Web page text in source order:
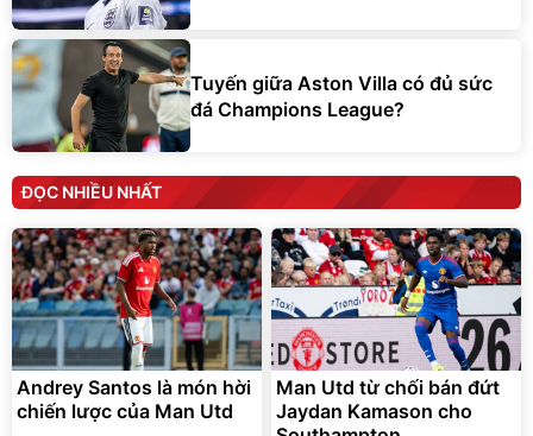
Tuyến giữa Aston Villa có đủ sức
đá Champions League?
ĐỌC NHIỀU NHẤT
Andrey Santos là món hời
chiến lược của Man Utd
Man Utd từ chối bán đứt
Jaydan Kamason cho